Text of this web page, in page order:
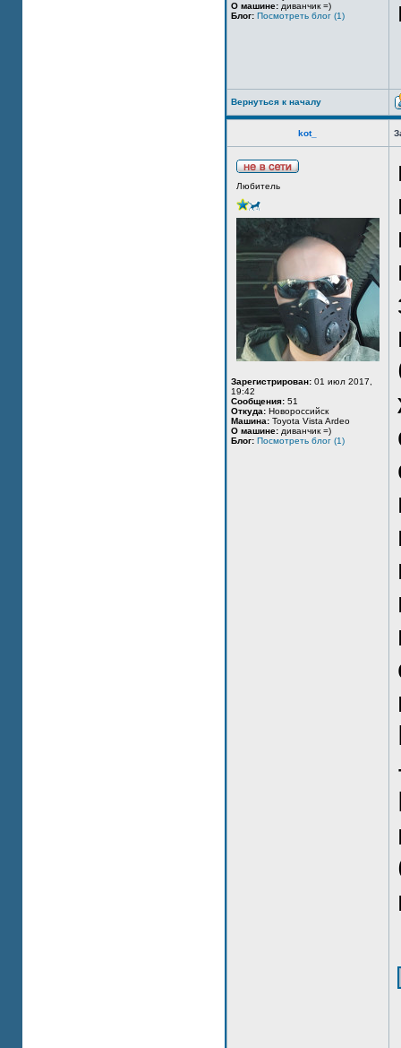
О машине: диванчик =)
Блог: Посмотреть блог (1)
Вернуться к началу
kot_
Любитель
Зарегистрирован: 01 июл 2017,
19:42
Сообщения: 51
Откуда: Новороссийск
Машина: Toyota Vista Ardeo
О машине: диванчик =)
Блог: Посмотреть блог (1)